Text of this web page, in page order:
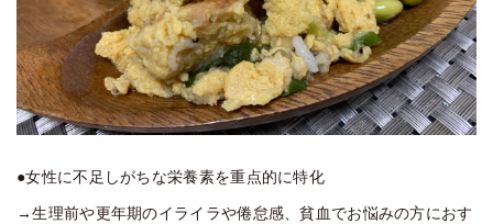
●女性に不足しがちな栄養素を重点的に特化
→生理前や更年期のイライラや倦怠感、貧血でお悩みの方におす